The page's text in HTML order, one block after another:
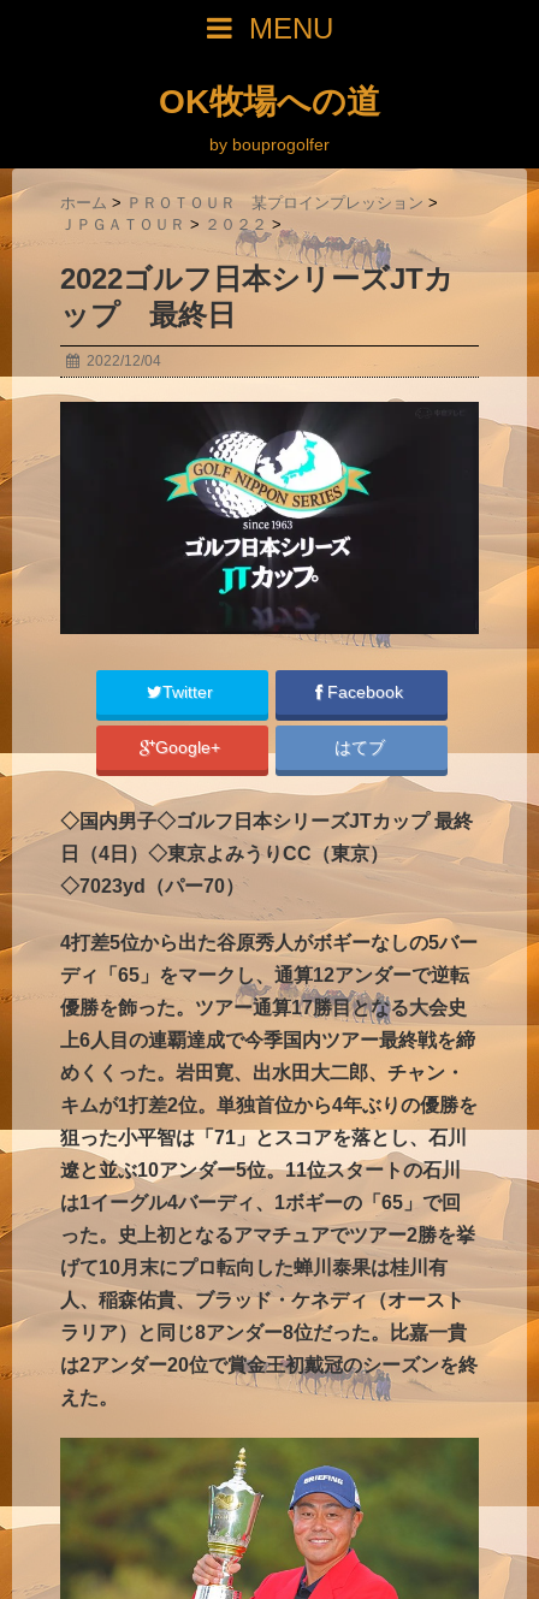
MENU
OK牧場への道
by bouprogolfer
ホーム > ＰＲＯＴＯＵＲ 某プロインプレッション >
ＪＰＧＡＴＯＵＲ > ２０２２ >
2022ゴルフ日本シリーズJTカ
ップ 最終日
2022/12/04
Twitter Facebook
Google+ はてブ
◇国内男子◇ゴルフ日本シリーズJTカップ 最終
日（4日）◇東京よみうりCC（東京）
◇7023yd（パー70）
4打差5位から出た谷原秀人がボギーなしの5バー
ディ「65」をマークし、通算12アンダーで逆転
優勝を飾った。ツアー通算17勝目となる大会史
上6人目の連覇達成で今季国内ツアー最終戦を締
めくくった。岩田寛、出水田大二郎、チャン・
キムが1打差2位。単独首位から4年ぶりの優勝を
狙った小平智は「71」とスコアを落とし、石川
遼と並ぶ10アンダー5位。11位スタートの石川
は1イーグル4バーディ、1ボギーの「65」で回
った。史上初となるアマチュアでツアー2勝を挙
げて10月末にプロ転向した蝉川泰果は桂川有
人、稲森佑貴、ブラッド・ケネディ（オースト
ラリア）と同じ8アンダー8位だった。比嘉一貴
は2アンダー20位で賞金王初戴冠のシーズンを終
えた。